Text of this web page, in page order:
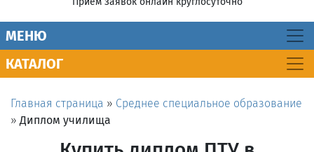
MEНЮ
КАТАЛОГ
Главная страница » Среднее специальное образование
»Диплом училища